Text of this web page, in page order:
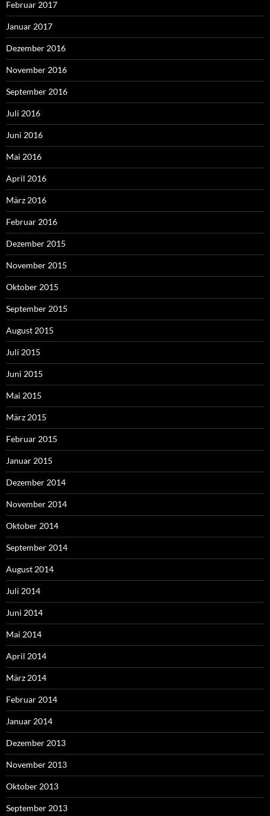
Februar 2017
Januar 2017
Dezember 2016
November 2016
September 2016
Juli 2016
Juni 2016
Mai 2016
April 2016
März 2016
Februar 2016
Dezember 2015
November 2015
Oktober 2015
September 2015
August 2015
Juli 2015
Juni 2015
Mai 2015
März 2015
Februar 2015
Januar 2015
Dezember 2014
November 2014
Oktober 2014
September 2014
August 2014
Juli 2014
Juni 2014
Mai 2014
April 2014
März 2014
Februar 2014
Januar 2014
Dezember 2013
November 2013
Oktober 2013
September 2013